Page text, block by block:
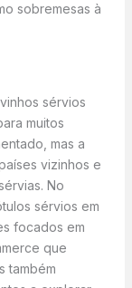
sobremesas à
sérvios
muitos
mas a
vizinhos e
No
sérvios em
focados em
que
também